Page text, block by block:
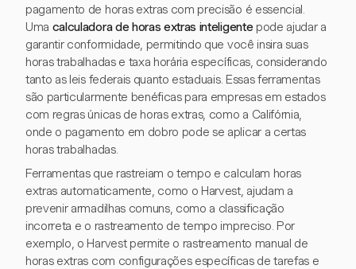
pagamento de horas extras com precisão é essencial.
Uma calculadora de horas extras inteligentepode ajudar a
garantir conformidade, permitindo que você insira suas
horas trabalhadas e taxa horária específicas, considerando
tanto as leis federais quanto estaduais. Essas ferramentas
são particularmente benéficas para empresas em estados
com regras únicas de horas extras, como a Califórnia,
onde o pagamento em dobro pode se aplicar a certas
horas trabalhadas.
Ferramentas que rastreiam o tempo e calculam horas
extras automaticamente, como o Harvest, ajudam a
prevenir armadilhas comuns, como a classificação
incorreta e o rastreamento de tempo impreciso. Por
exemplo, o Harvest permite o rastreamento manual de
horas extras com configurações específicas de tarefas e